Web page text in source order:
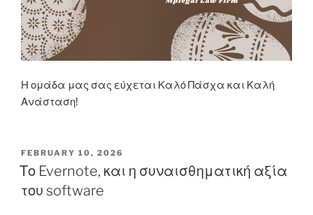
Η ομάδα μας σας εύχεται Καλό Πάσχα και Καλή
Ανάσταση!
POSTED
ON
FEBRUARY 10, 2026
Το Evernote, και η συναισθηματική αξία
του software